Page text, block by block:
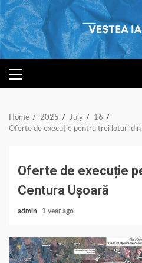
Skip
to
content
PRIMARY
MENU
Home 2025 July
16
Oferte de execuție pentru trei loturi din
Oferte de execuție
Centura Ușoară
admin 1 year ago